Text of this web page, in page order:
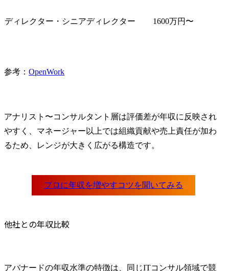
ディレクター・シニアディレクター 1600万円〜
参考： OpenWork
アナリスト〜コンサルタント層は評価差が年収に反映され
やすく、マネージャー以上では組織貢献や売上責任が加わ
るため、レンジが大きく広がる構造です。
他社との年収比較
アバナードの年収水準の特徴は、同じITコンサル領域で競